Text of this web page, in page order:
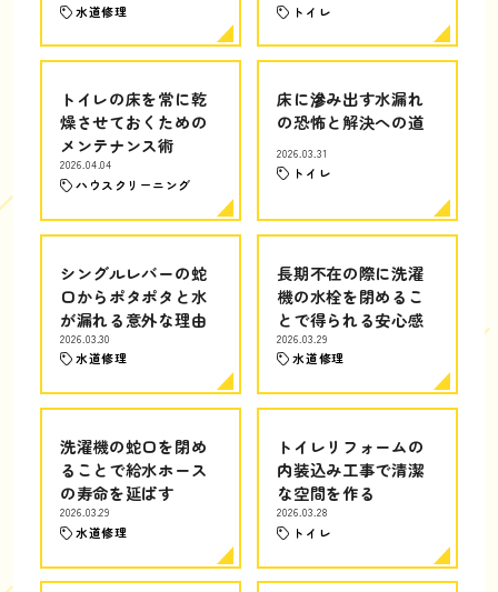
水道修理 トイレ
トイレの床を常に乾
燥させておくための
メンテナンス術
2026.04.04
ハウスクリーニング
床に滲み出す水漏れ
の恐怖と解決への道
2026.03.31
トイレ
シングルレバーの蛇
口からポタポタと水
が漏れる意外な理由
2026.03.30
水道修理
長期不在の際に洗濯
機の水栓を閉めるこ
とで得られる安心感
2026.03.29
水道修理
洗濯機の蛇口を閉め
ることで給水ホース
の寿命を延ばす
2026.03.29
水道修理
トイレリフォームの
内装込み工事で清潔
な空間を作る
2026.03.28
トイレ